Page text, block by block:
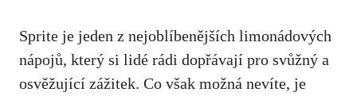
Sprite je jeden z nejoblíbenějších limonádových
nápojů, který si lidé rádi dopřávají ⁣pro svůžný a
osvěžující zážitek. Co‍ však možná nevíte, je